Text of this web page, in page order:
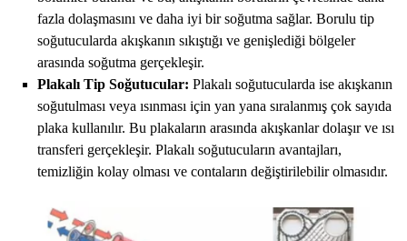
fazla dolaşmasını ve daha iyi bir soğutma sağlar. Borulu tip
soğutucularda akışkanın sıkıştığı ve genişlediği bölgeler
arasında soğutma gerçekleşir.
Plakalı Tip Soğutucular: Plakalı soğutucularda ise akışkanın
soğutulması veya ısınması için yan yana sıralanmış çok sayıda
plaka kullanılır. Bu plakaların arasında akışkanlar dolaşır ve ısı
transferi gerçekleşir. Plakalı soğutucuların avantajları,
temizliğin kolay olması ve contaların değiştirilebilir olmasıdır.